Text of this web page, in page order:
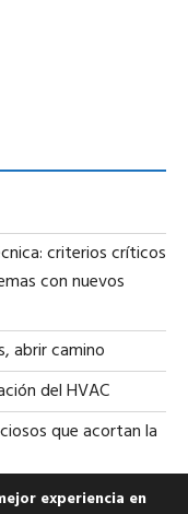
criterios críticos
con nuevos
abrir camino
del HVAC
que acortan la
experiencia en